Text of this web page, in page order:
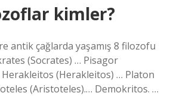
kimler?
antik çağlarda yaşamış 8 filozofu
(Socrates) … Pisagor
(Herakleitos) … Platon
(Aristoteles).​… Demokritos. …